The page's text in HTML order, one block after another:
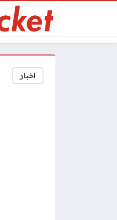
اخبار